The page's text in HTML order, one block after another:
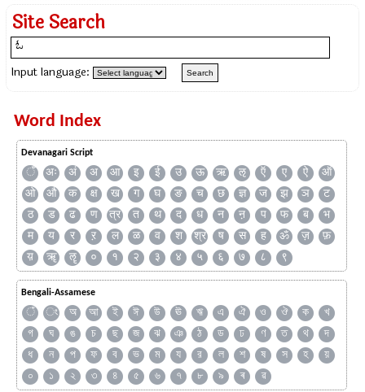
Site Search
Input language:
Word Index
Devanagari Script
ँ अः अं अ आ इ ई उ ऊ ऋ ऌ ऍ ए ऐ
ऑ
ओ
औ क क्ष ख ग घ ङ च छ ज्ञ ज झ ञ
ट
ठ
ड ढ ण त्र त थ द ध न ऩ प फ ब
भ
म
य र ऱ ल ळ व श श्र ष स ह ॐ ज़
फ़
य़
ॠ ॡ ० १ २ ३ ४ ५ ६ ७ ८ ९
Bengali-Assamese
ঁ ং অ আ ই ঈ উ ঊ ঋ এ ঐ ও ঔ ক
খ
গ
ঘ ঙ চ ছ জ ঝ ঞ ঠ ড ঢ ণ ত থ
দ
ধ
ন প ফ ব ভ ম য র ল শ ষ স হ
য়
০
১ ২ ৩ ৪ ৫ ৬ ৭ ৮ ৯ ৰ ৱ